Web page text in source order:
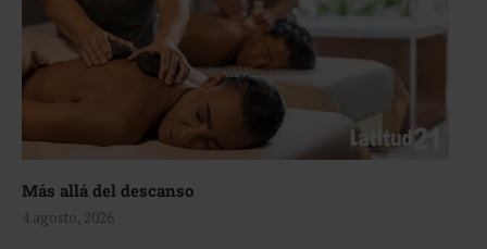
Más allá del descanso
4 agosto, 2026